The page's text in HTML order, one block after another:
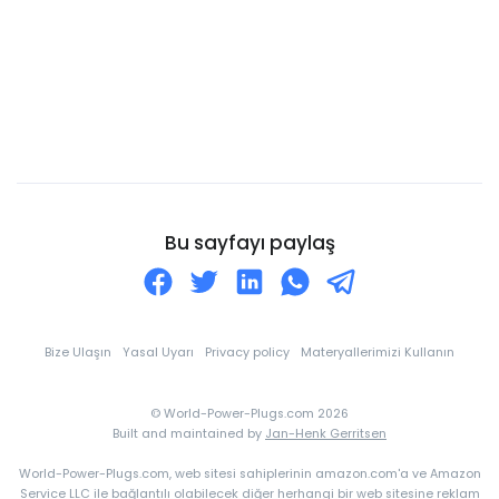
Dominik Cumhuriyeti
El Salvador
Bu sayfayı paylaş
Bize Ulaşın Yasal Uyarı Privacy policy Materyallerimizi Kullanın
© World-Power-Plugs.com 2026
Built and maintained by Jan-Henk Gerritsen
World-Power-Plugs.com, web sitesi sahiplerinin amazon.com'a ve Amazon
Service LLC ile bağlantılı olabilecek diğer herhangi bir web sitesine reklam